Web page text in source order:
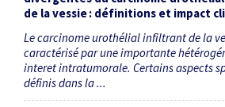
de la vessie : définitions et impact
Le carcinome urothélial infiltrant de la
caractérisé par une importante
interet intratumorale. Certains aspects
définis dans la ...